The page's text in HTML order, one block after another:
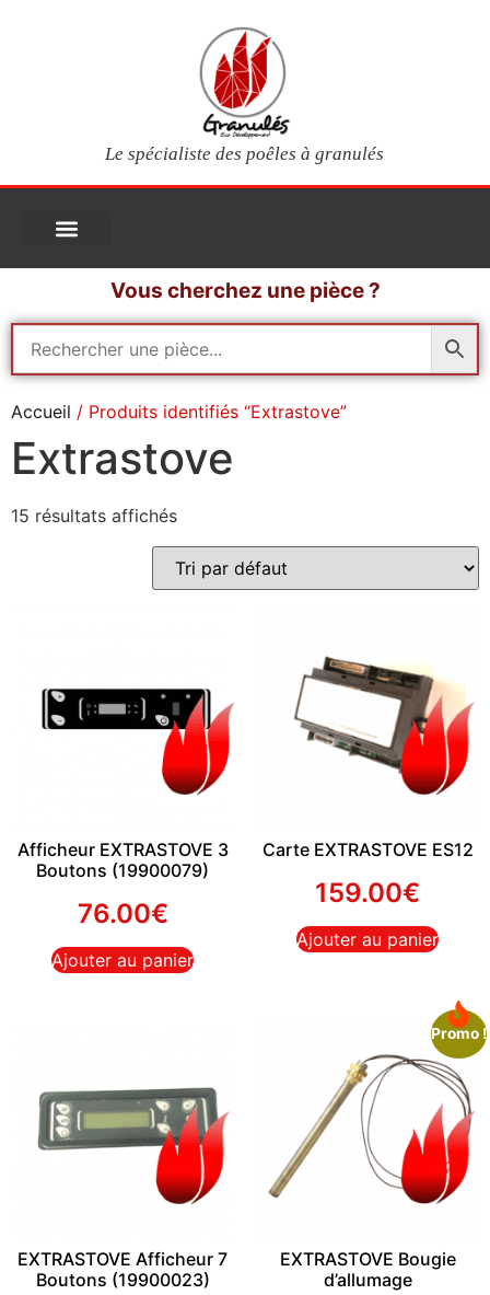
Le spécialiste des poêles à granulés
Vous cherchez une pièce ?
Accueil / Produits identifiés “Extrastove”
Extrastove
15 résultats affichés
Afficheur EXTRASTOVE 3
Boutons (19900079)
76.00€
Ajouter au panier
Carte EXTRASTOVE ES12
159.00€
Ajouter au panier
EXTRASTOVE Afficheur 7
Boutons (19900023)
Promo !
EXTRASTOVE Bougie
d’allumage